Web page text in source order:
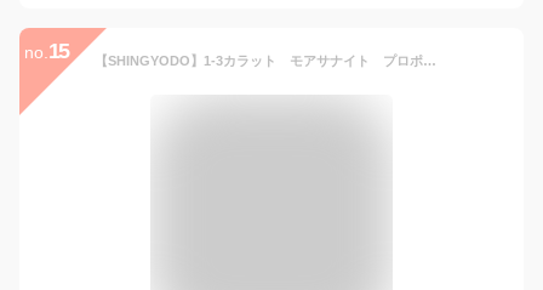
no. 15 【SHINGYODO】1-3カラット モアサナイト プロポーズリング VVS Dカラー 925シルバー 18Kホワイトゴールド仕上げ 金属アレルギー対応 フリーサイズ レディース モアッサナイト指輪 婚約/結婚/エンゲ—ジメント/母の日ギフト (最愛, 1ct（ダイヤ直径6.5mm）)